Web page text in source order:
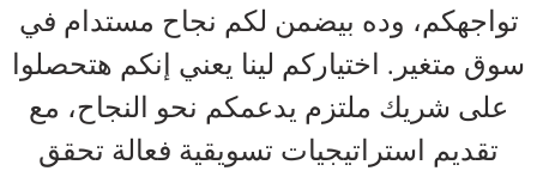
تواجهكم، وده بيضمن لكم نجاح مستدام في
سوق متغير. اختياركم لينا يعني إنكم هتحصلوا
على شريك ملتزم يدعمكم نحو النجاح، مع
تقديم استراتيجيات تسويقية فعالة تحقق